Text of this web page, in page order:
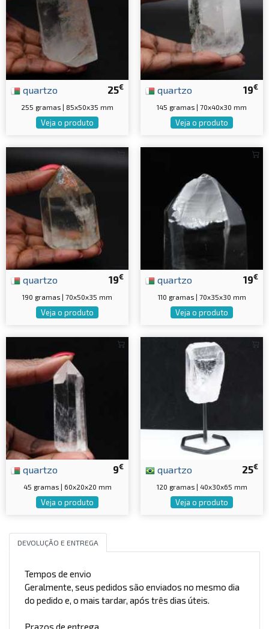
25€
quartzo
255 gramas | 85x50x35 mm
Veja o produto
19€
quartzo
145 gramas | 70x40x30 mm
Veja o produto
19€
quartzo
190 gramas | 70x50x35 mm
Veja o produto
19€
quartzo
110 gramas | 70x35x30 mm
Veja o produto
9€
quartzo
45 gramas | 60x20x20 mm
Veja o produto
25€
quartzo
120 gramas | 40x30x65 mm
Veja o produto
DEVOLUÇÃO E ENTREGA
Tempos de envio
Geralmente, seus pedidos são enviados no mesmo dia
do pedido e, o mais tardar, após três dias úteis.
Prazos de entrega